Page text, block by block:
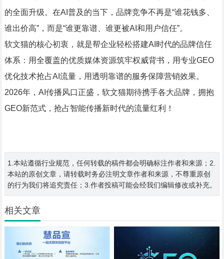
的全面升级。在AI普及的当下，品牌竞争不再是“谁花钱多、
谁出价高”，而是“谁更靠谱、谁更被AI和用户信任”。
软文猫的核心初衷，就是帮企业轻松搭建AI时代的品牌信任
体系：用全覆盖的优质媒体资源筑牢权威背书，用专业GEO
优化技术抢占AI流量，用透明靠谱的服务保障营销效果。
2026年，AI传播风口正盛，软文猫期待携手各大品牌，拥抱
GEO新范式，抢占智能传播新时代的流量红利！
1.本站遵循行业规范，任何转载的稿件都会明确标注作者和来源；2.
本站的原创文章，请转载时务必注明文章作者和来源，不尊重原创
的行为我们将追究责任；3.作者投稿可能会经我们编辑修改或补充。
相关文章